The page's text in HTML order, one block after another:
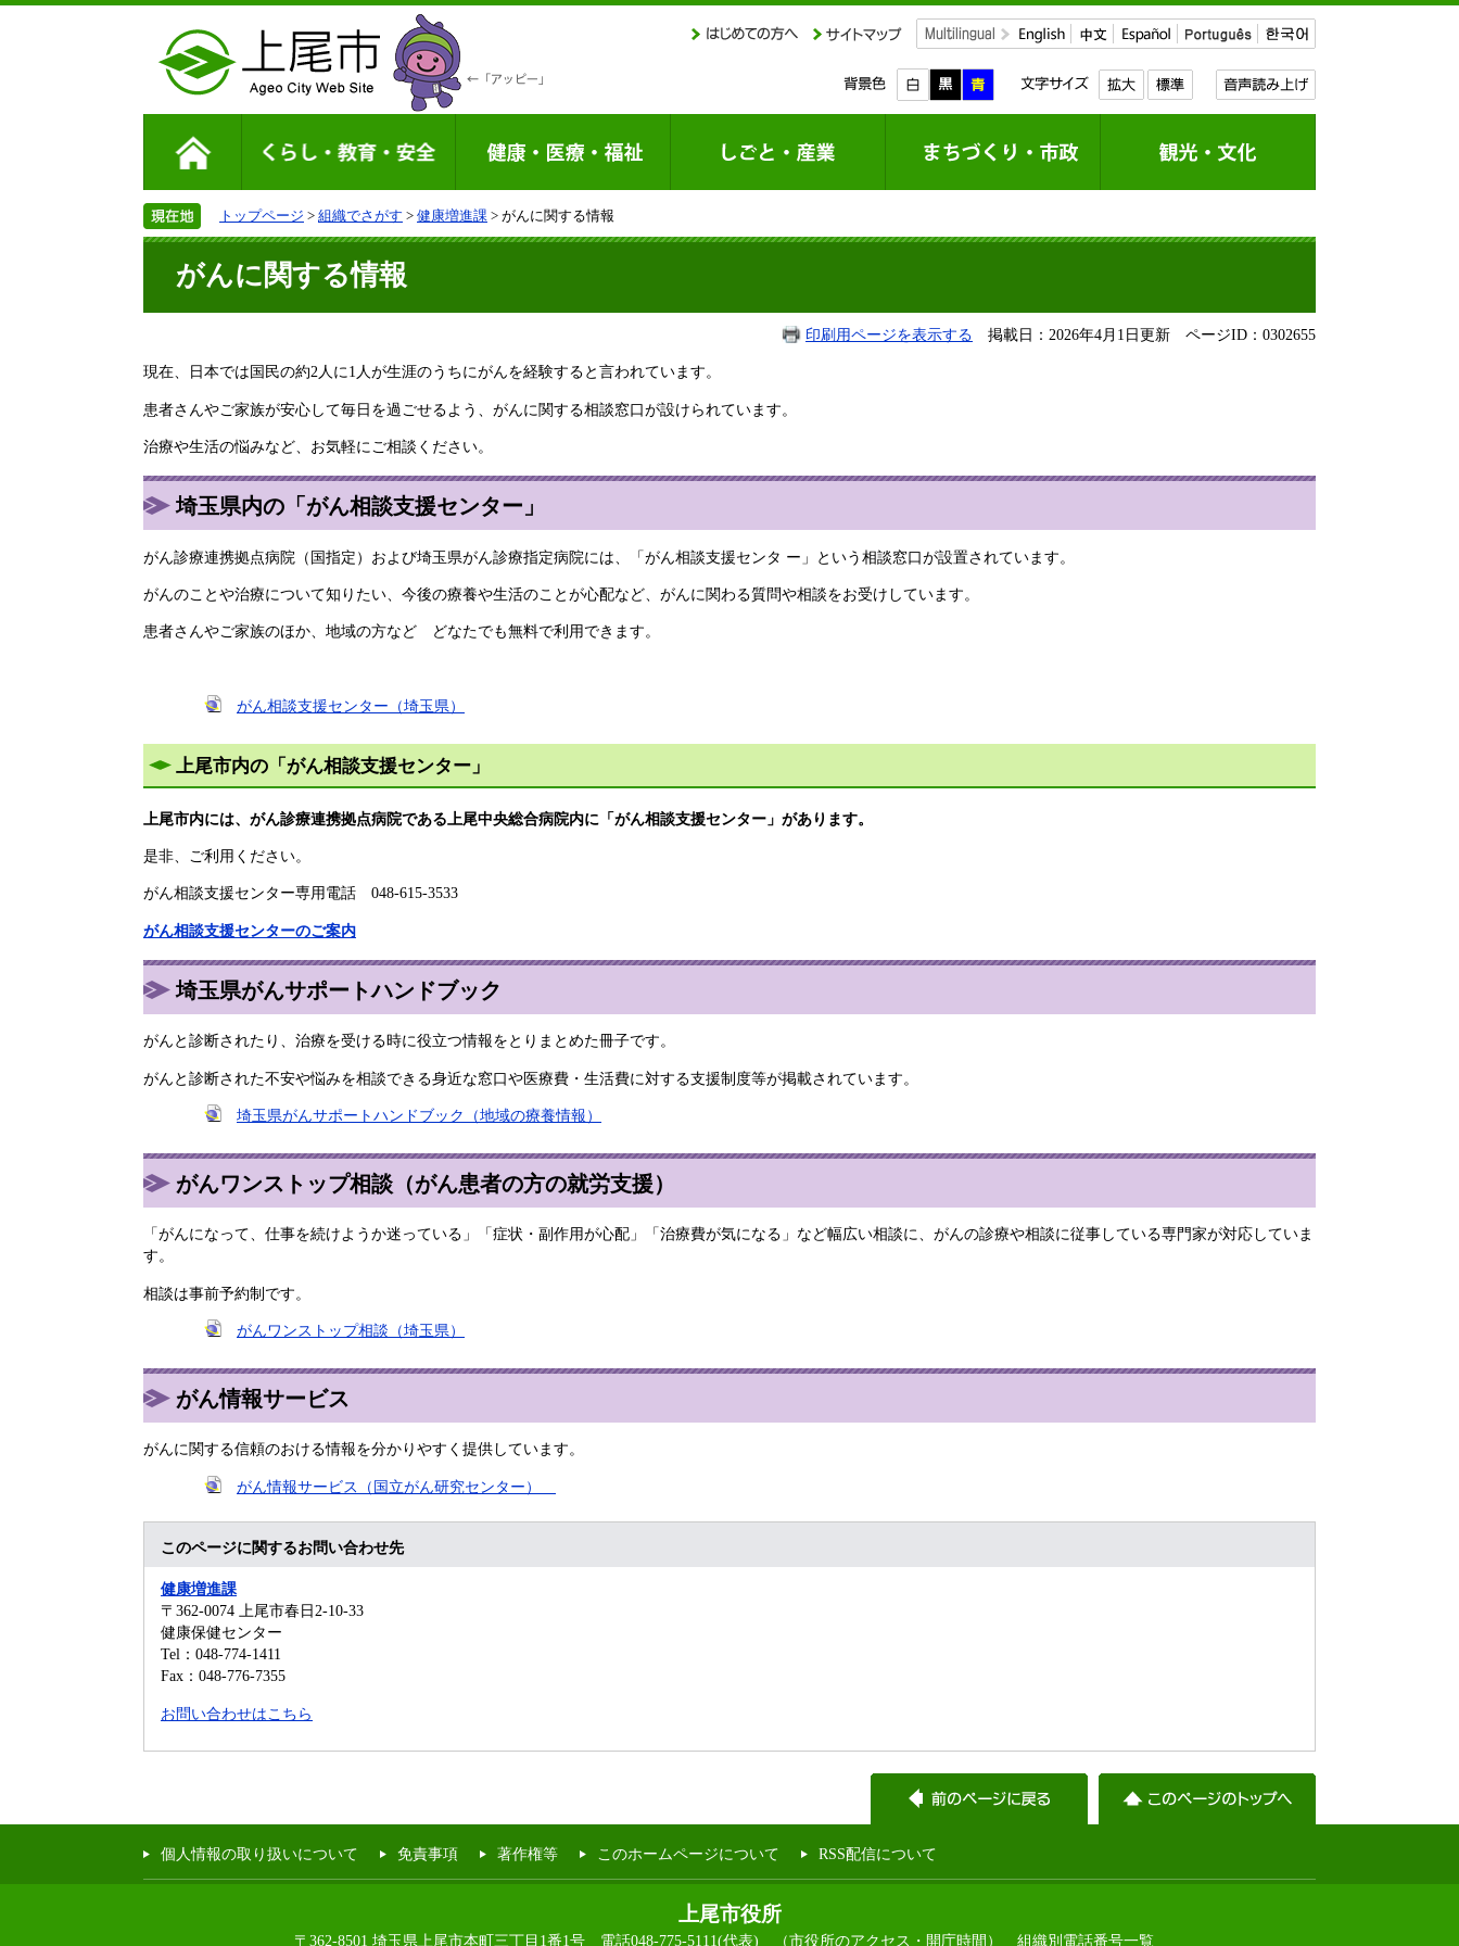
トップページ > 組織でさがす > 健康増進課 > がんに関する情報
がんに関する情報
印刷用ページを表示する 掲載日：2026年4月1日更新 ページID：0302655
現在、日本では国民の約2人に1人が生涯のうちにがんを経験すると言われています。
患者さんやご家族が安心して毎日を過ごせるよう、がんに関する相談窓口が設けられています。
治療や生活の悩みなど、お気軽にご相談ください。
埼玉県内の「がん相談支援センター」
がん診療連携拠点病院（国指定）および埼玉県がん診療指定病院には、「がん相談支援センタ ー」という相談窓口が設置されています。
がんのことや治療について知りたい、今後の療養や生活のことが心配など、がんに関わる質問や相談をお受けしています。
患者さんやご家族のほか、地域の方など どなたでも無料で利用できます。
がん相談支援センター（埼玉県）
上尾市内の「がん相談支援センター」
上尾市内には、がん診療連携拠点病院である上尾中央総合病院内に「がん相談支援センター」があります。
是非、ご利用ください。
がん相談支援センター専用電話 048-615-3533
がん相談支援センターのご案内
埼玉県がんサポートハンドブック
がんと診断されたり、治療を受ける時に役立つ情報をとりまとめた冊子です。
がんと診断された不安や悩みを相談できる身近な窓口や医療費・生活費に対する支援制度等が掲載されています。
埼玉県がんサポートハンドブック（地域の療養情報）
がんワンストップ相談（がん患者の方の就労支援）
「がんになって、仕事を続けようか迷っている」「症状・副作用が心配」「治療費が気になる」など幅広い相談に、がんの診療や相談に従事している専門家が対応していま
す。
相談は事前予約制です。
がんワンストップ相談（埼玉県）
がん情報サービス
がんに関する信頼のおける情報を分かりやすく提供しています。
がん情報サービス（国立がん研究センター）
このページに関するお問い合わせ先
健康増進課
〒362-0074 上尾市春日2-10-33
健康保健センター
Tel：048-774-1411
Fax：048-776-7355
お問い合わせはこちら
個人情報の取り扱いについて 免責事項 著作権等 このホームページについて RSS配信について
上尾市役所
〒362-8501 埼玉県上尾市本町三丁目1番1号 電話048-775-5111(代表) （市役所のアクセス・開庁時間） 組織別電話番号一覧